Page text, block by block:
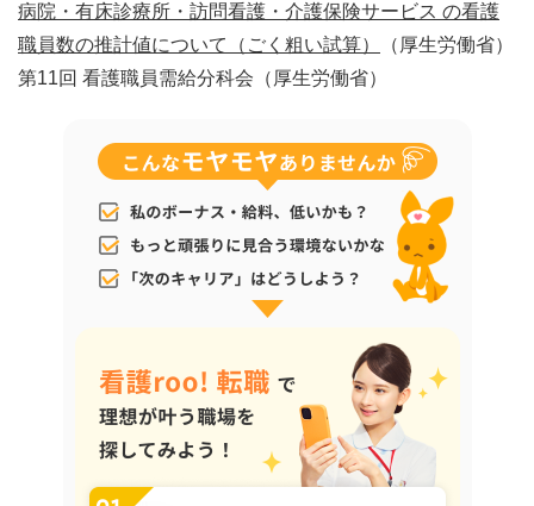
病院・有床診療所・訪問看護・介護保険サービス の看護
職員数の推計値について（ごく粗い試算）
（厚生労働省）
第11回 看護職員需給分科会（厚生労働省）